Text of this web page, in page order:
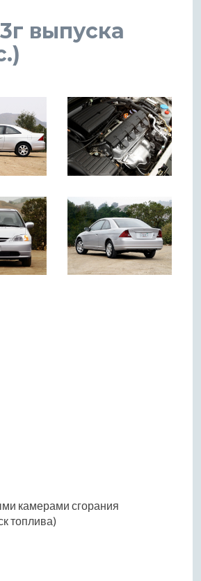
выпуска
камерами сгорания
топлива)